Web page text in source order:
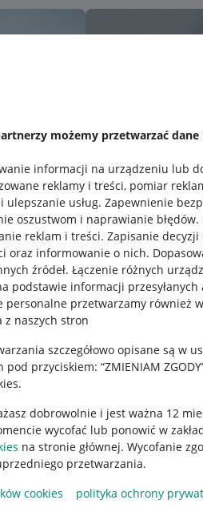
możemy przetwarzać
informacji na urządzeniu lub
reklamy i treści, pomiar
ulepszanie usług. Zapewnienie
oszustwom i naprawianie błędów.
reklam i treści. Zapisanie decyzji
oraz informowanie o nich.
źródeł. Łączenie różnych
podstawie informacji
personalne przetwarzamy również
z naszych stron
szczegółowo opisane są w
pod przyciskiem: “ZMIENIAM
dobrowolnie i jest ważna 12
wycofać lub ponowić w
na stronie głównej. Wycofanie
przetwarzania.
cookies
polityka ochrony
Pobierz aplikację